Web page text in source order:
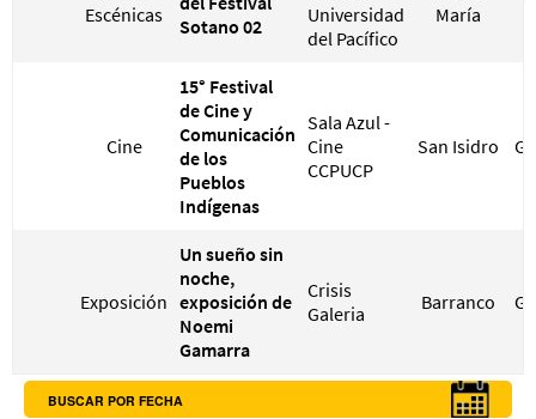
Escénicas
Sotano 02
Universidad
del Pacífico
María
Cine
15° Festival
de Cine y
Comunicación
de los
Pueblos
Indígenas
Sala Azul -
Cine
CCPUCP
San Isidro
Exposición
Un sueño sin
noche,
exposición de
Noemi
Gamarra
Crisis
Galeria
Barranco
BUSCAR POR FECHA